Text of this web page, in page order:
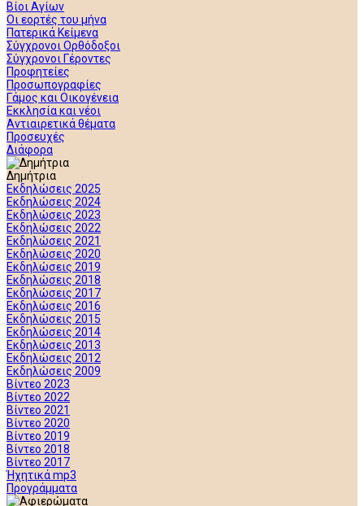
Βίοι Αγίων
Οι εορτές του μήνα
Πατερικά Κείμενα
Σύγχρονοι Ορθόδοξοι
Σύγχρονοι Γέροντες
Προφητείες
Προσωπογραφίες
Γάμος και Οικογένεια
Εκκλησία και νέοι
Αντιαιρετικά θέματα
Προσευχές
Διάφορα
Δημήτρια
Εκδηλώσεις 2025
Εκδηλώσεις 2024
Εκδηλώσεις 2023
Εκδηλώσεις 2022
Εκδηλώσεις 2021
Εκδηλώσεις 2020
Εκδηλώσεις 2019
Εκδηλώσεις 2018
Εκδηλώσεις 2017
Εκδηλώσεις 2016
Εκδηλώσεις 2015
Εκδηλώσεις 2014
Εκδηλώσεις 2013
Εκδηλώσεις 2012
Εκδηλώσεις 2009
Βίντεο 2023
Βίντεο 2022
Βίντεο 2021
Βίντεο 2020
Βίντεο 2019
Βίντεο 2018
Βίντεο 2017
Ήχητικά mp3
Προγράμματα